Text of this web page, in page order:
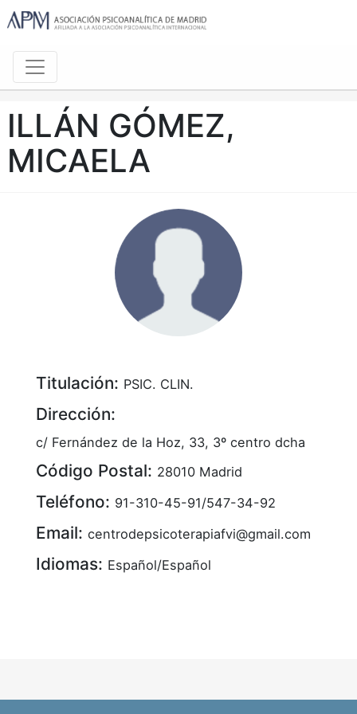
ILLÁN GÓMEZ,
MICAELA
Titulación: PSIC. CLIN.
Dirección:
c/ Fernández de la Hoz, 33, 3º centro dcha
Código Postal: 28010 Madrid
Teléfono: 91-310-45-91/547-34-92
Email: centrodepsicoterapiafvi@gmail.com
Idiomas: Español/Español